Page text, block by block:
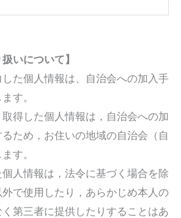
いについて】
た個人情報は、自治会への加入手
す。
得した個人情報は，自治会への加
ため，お住いの地域の自治会（自
す。
人情報は，法令に基づく場合を除
で使用したり，あらかじめ本人の
第三者に提供したりすることはあ